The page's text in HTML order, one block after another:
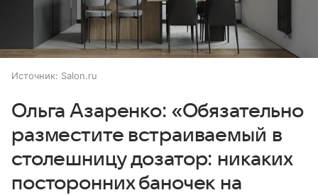
Источник: Salon.ru
Ольга Азаренко: «Обязательно
разместите встраиваемый в
столешницу дозатор: никаких
посторонних баночек на